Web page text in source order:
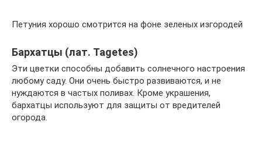
Петуния хорошо смотрится на фоне зеленых изгородей
Бархатцы (лат. Tagetes)
Эти цветки способны добавить солнечного настроения
любому саду. Они очень быстро развиваются, и не
нуждаются в частых поливах. Кроме украшения,
бархатцы используют для защиты от вредителей
огорода.